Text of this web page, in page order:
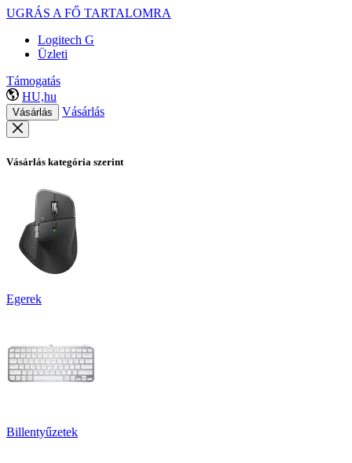
UGRÁS A FŐ TARTALOMRA
Logitech G
Üzleti
Támogatás
HU,hu
Vásárlás Vásárlás
Vásárlás kategória szerint
Egerek
Billentyűzetek